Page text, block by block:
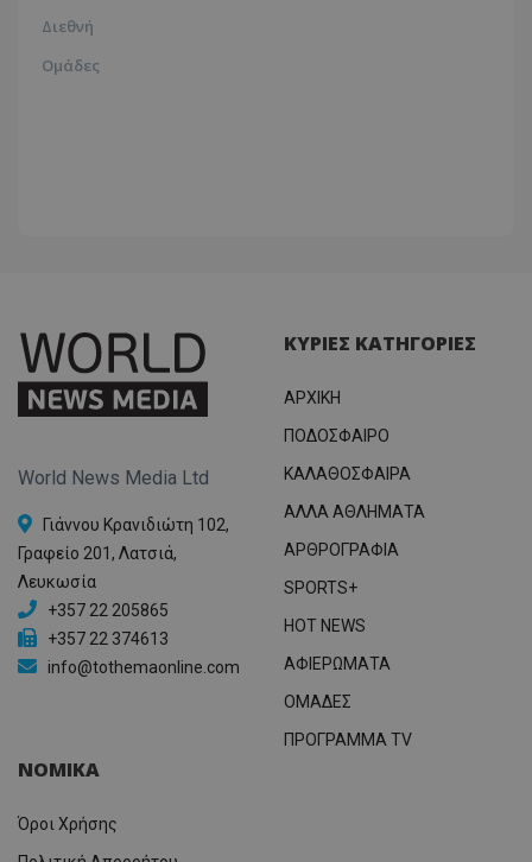
Διεθνή
Ομάδες
World News Media Ltd
Γιάννου Κρανιδιώτη 102,
Γραφείο 201, Λατσιά,
Λευκωσία
+357 22 205865
+357 22 374613
info@tothemaonline.com
ΚΥΡΙΕΣ ΚΑΤΗΓΟΡΙΕΣ
ΑΡΧΙΚΗ
ΠΟΔΟΣΦΑΙΡΟ
ΚΑΛΑΘΟΣΦΑΙΡΑ
ΑΛΛΑ ΑΘΛΗΜΑΤΑ
ΑΡΘΡΟΓΡΑΦΙΑ
SPORTS+
HOT NEWS
ΑΦΙΕΡΩΜΑΤΑ
ΟΜΑΔΕΣ
ΠΡΟΓΡΑΜΜΑ TV
ΝΟΜΙΚΑ
Όροι Χρήσης